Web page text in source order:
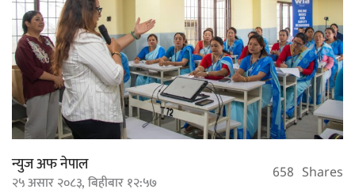
न्युज अफ नेपाल
२५ असार २०८३, बिहीबार १२:५७ 658 Shares